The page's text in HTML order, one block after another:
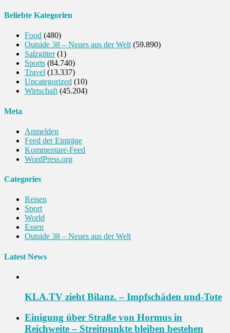
Beliebte Kategorien
Food (480)
Outside 38 – Neues aus der Welt (59.890)
Salzgitter(1)
Sports (84.740)
Travel (13.337)
Uncategorized (10)
Wirtschaft (45.204)
Meta
Anmelden
Feed der Einträge
Kommentare-Feed
WordPress.org
Categories
Reisen
Sport
World
Essen
Outside 38 – Neues aus der Welt
Latest News
KLA.TV zieht Bilanz. – Impfschäden und-Tote
Einigung über Straße von Hormus in
Reichweite – Streitpunkte bleiben bestehen